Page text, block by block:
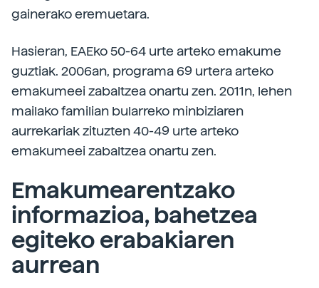
gainerako eremuetara.
Hasieran, EAEko 50-64 urte arteko emakume
guztiak. 2006an, programa 69 urtera arteko
emakumeei zabaltzea onartu zen. 2011n, lehen
mailako familian bularreko minbiziaren
aurrekariak zituzten 40-49 urte arteko
emakumeei zabaltzea onartu zen.
Emakumearentzako
informazioa, bahetzea
egiteko erabakiaren
aurrean